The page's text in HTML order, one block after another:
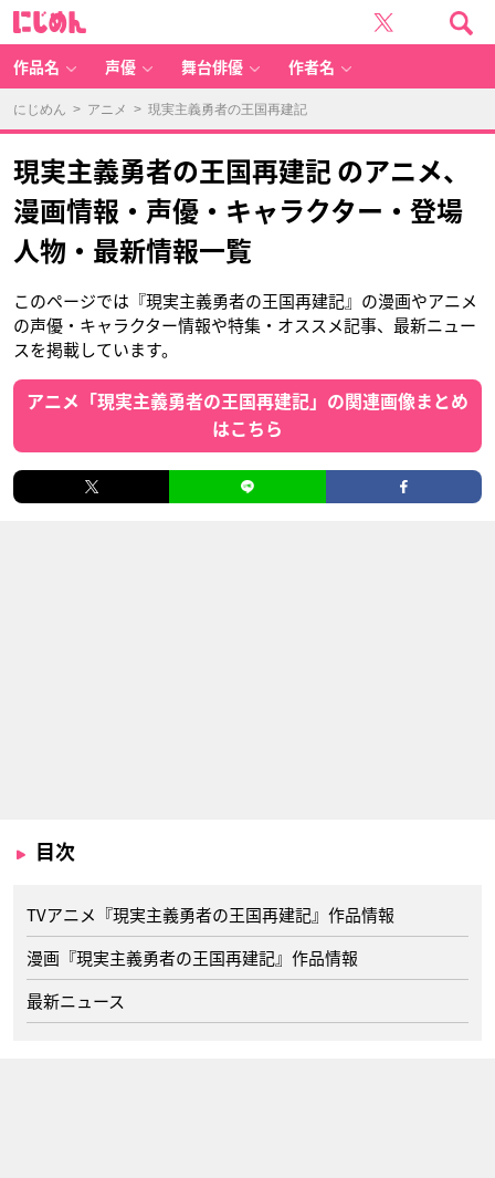
作品名 声優 舞台俳優 作者名
にじめん > アニメ > 現実主義勇者の王国再建記
現実主義勇者の王国再建記 のアニメ、
漫画情報・声優・キャラクター・登場
人物・最新情報一覧
このページでは『現実主義勇者の王国再建記』の漫画やアニメ
の声優・キャラクター情報や特集・オススメ記事、最新ニュー
スを掲載しています。
アニメ「現実主義勇者の王国再建記」の関連画像まとめ
はこちら
目次
TVアニメ『現実主義勇者の王国再建記』作品情報
漫画『現実主義勇者の王国再建記』作品情報
最新ニュース